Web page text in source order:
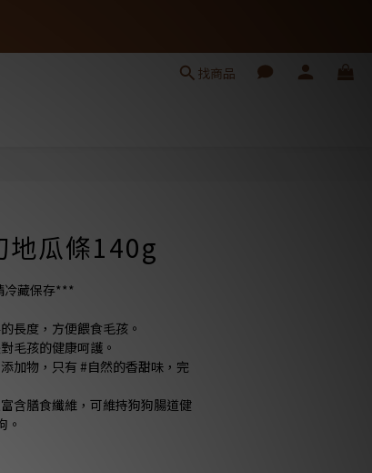
找商品
地瓜條140g
冷藏保存***
長度，方便餵食毛孩。
毛孩的健康呵護。
加物，只有 #自然的香甜味，完
含膳食纖維，可維持狗狗腸道健
。